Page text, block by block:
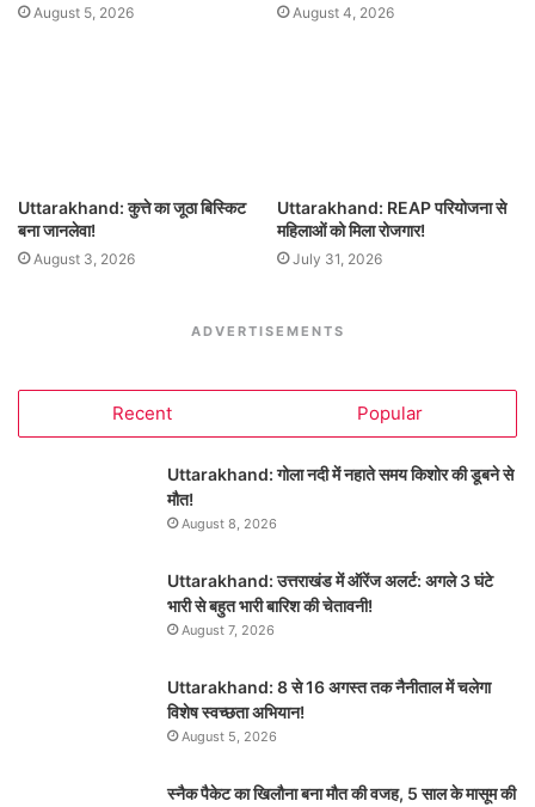
August 5, 2026 August 4, 2026
Uttarakhand: कुत्ते का जूठा बिस्किट
बना जानलेवा!
August 3, 2026
Uttarakhand: REAP परियोजना से
महिलाओं को मिला रोजगार!
July 31, 2026
ADVERTISEMENTS
Recent Popular
Uttarakhand: गोला नदी में नहाते समय किशोर की डूबने से
मौत!
August 8, 2026
Uttarakhand: उत्तराखंड में ऑरेंज अलर्ट: अगले 3 घंटे
भारी से बहुत भारी बारिश की चेतावनी!
August 7, 2026
Uttarakhand: 8 से 16 अगस्त तक नैनीताल में चलेगा
विशेष स्वच्छता अभियान!
August 5, 2026
स्नैक पैकेट का खिलौना बना मौत की वजह, 5 साल के मासूम की